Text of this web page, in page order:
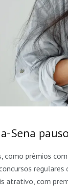
Sena
como prêmios
atrativo, com